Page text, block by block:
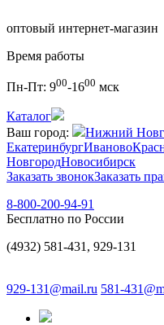
оптовый интернет-магазин
Время работы
Пн-Пт: 900-1600 мск
Каталог
Ваш город:
Нижний
ЕкатеринбургИваново
НовгородНовосибирск
Заказать звонокЗаказать
8-800-200-94-91
Бесплатно по России
(4932) 581-431, 929-131
929-131@mail.ru 581-